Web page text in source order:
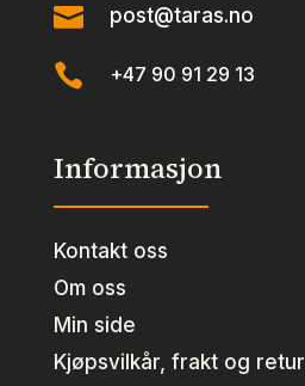
 post@taras.no
 +47 90 91 29 13
Informasjon
Kontakt oss
Om oss
Min side
Kjøpsvilkår, frakt og retur